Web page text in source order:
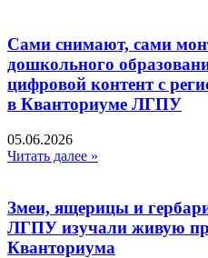
Сами снимают, сами
дошкольного
цифровой контент с
в Кванториуме ЛГПУ​
05.06.2026
Читать далее »
Змеи, ящерицы и
ЛГПУ изучали живую
Кванториума